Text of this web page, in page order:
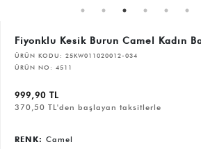
Fiyonklu Kesik Burun Camel Kadın
ÜRÜN KODU: 25KW011020012-034
ÜRÜN NO: 4511
999,90 TL
370,50 TL'den başlayan taksitlerle
RENK: Camel